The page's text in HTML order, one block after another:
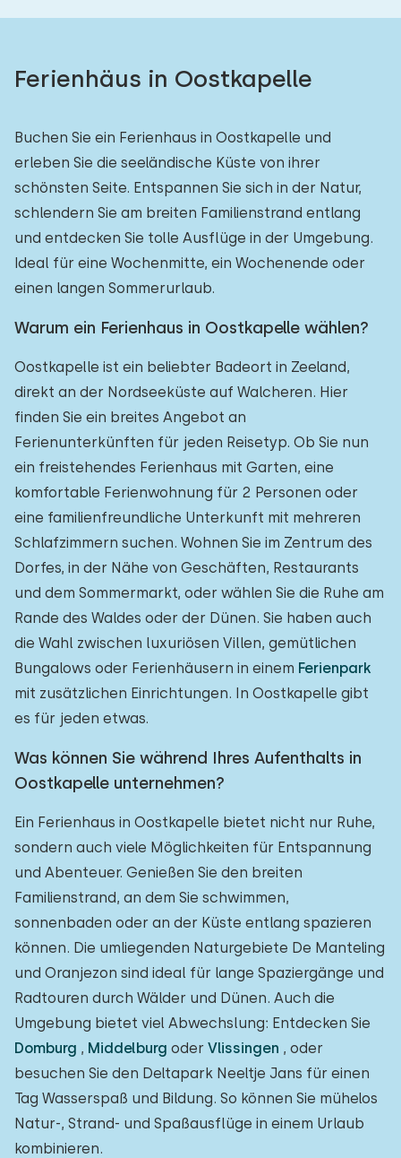
Ferienhäus in Oostkapelle
Buchen Sie ein Ferienhaus in Oostkapelle und
erleben Sie die seeländische Küste von ihrer
schönsten Seite. Entspannen Sie sich in der Natur,
schlendern Sie am breiten Familienstrand entlang
und entdecken Sie tolle Ausflüge in der Umgebung.
Ideal für eine Wochenmitte, ein Wochenende oder
einen langen Sommerurlaub.
Warum ein Ferienhaus in Oostkapelle wählen?
Oostkapelle ist ein beliebter Badeort in Zeeland,
direkt an der Nordseeküste auf Walcheren. Hier
finden Sie ein breites Angebot an
Ferienunterkünften für jeden Reisetyp. Ob Sie nun
ein freistehendes Ferienhaus mit Garten, eine
komfortable Ferienwohnung für 2 Personen oder
eine familienfreundliche Unterkunft mit mehreren
Schlafzimmern suchen. Wohnen Sie im Zentrum des
Dorfes, in der Nähe von Geschäften, Restaurants
und dem Sommermarkt, oder wählen Sie die Ruhe am
Rande des Waldes oder der Dünen. Sie haben auch
die Wahl zwischen luxuriösen Villen, gemütlichen
Bungalows oder Ferienhäusern in einem Ferienpark
mit zusätzlichen Einrichtungen. In Oostkapelle gibt
es für jeden etwas.
Was können Sie während Ihres Aufenthalts in
Oostkapelle unternehmen?
Ein Ferienhaus in Oostkapelle bietet nicht nur Ruhe,
sondern auch viele Möglichkeiten für Entspannung
und Abenteuer. Genießen Sie den breiten
Familienstrand, an dem Sie schwimmen,
sonnenbaden oder an der Küste entlang spazieren
können. Die umliegenden Naturgebiete De Manteling
und Oranjezon sind ideal für lange Spaziergänge und
Radtouren durch Wälder und Dünen. Auch die
Umgebung bietet viel Abwechslung: Entdecken Sie
Domburg , Middelburg oder Vlissingen , oder
besuchen Sie den Deltapark Neeltje Jans für einen
Tag Wasserspaß und Bildung. So können Sie mühelos
Natur-, Strand- und Spaßausflüge in einem Urlaub
kombinieren.